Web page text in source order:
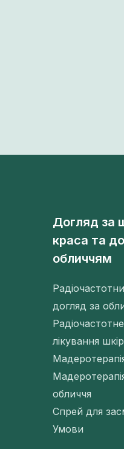
Догляд за
краса та
обличчям
догляд за
лікування
обличчя
Спрей для
Умови